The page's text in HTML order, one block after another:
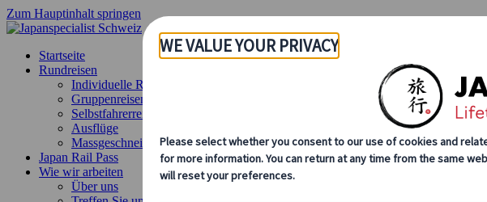
Zum Hauptinhalt springen
Startseite
Rundreisen
Individuelle Reisen
Gruppenreisen
Selbstfahrerreisen
Ausflüge
Massgeschneiderte Gruppenreisen
Japan Rail Pass
Wie wir arbeiten
Über uns